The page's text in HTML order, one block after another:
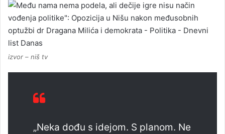
izvor – niš tv
„Neka dođu s idejom. S planom. Ne